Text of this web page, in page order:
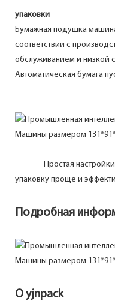
упаковки
Бумажная подушка
соответствии с
обслуживанием и низкой
Автоматическая бумага
Простая настройки
упаковку проще и
Подробная
О yjnpack